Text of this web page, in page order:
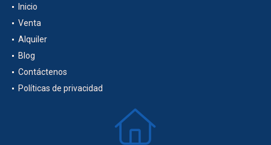
Inicio
Venta
Alquiler
Blog
Contáctenos
Políticas de privacidad